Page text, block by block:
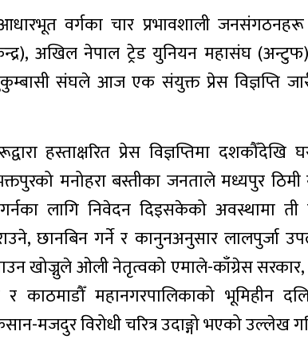
वर्गका चार प्रभावशाली
अखिल नेपाल ट्रेड युनियन महासंघ
संघले आज एक संयुक्त प्रेस विज्ञप्ति
हस्ताक्षरित प्रेस विज्ञप्तिमा दशकौँदेखि
मनोहरा बस्तीका जनताले मध्यपुर ठिमी
लागि निवेदन दिइसकेको अवस्थामा
छानबिन गर्ने र कानुनअनुसार लालपुर्जा
खोज्नुले ओली नेतृत्वको एमाले-काँग्रेस
महानगरपालिकाको भूमिहीन
मजदुर विरोधी चरित्र उदाङ्गो भएको उल्लेख